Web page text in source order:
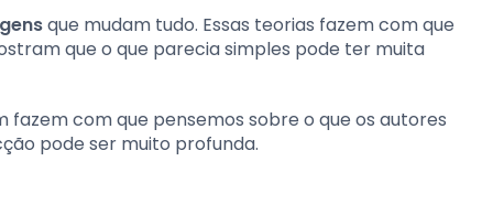
que mudam tudo. Essas teorias fazem com que
que o que parecia simples pode ter muita
fazem com que pensemos sobre o que os autores
pode ser muito profunda.